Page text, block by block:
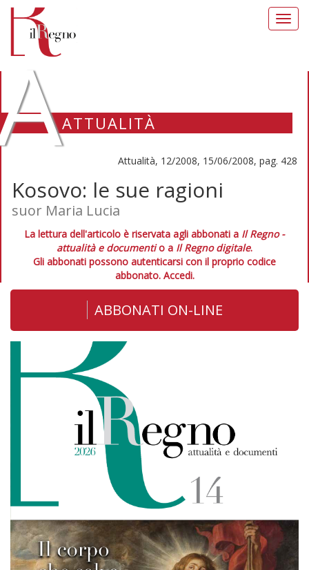
ATTUALITÀ
Attualità, 12/2008, 15/06/2008, pag. 428
Kosovo: le sue ragioni
suor Maria Lucia
La lettura dell'articolo è riservata agli abbonati a Il Regno -
attualità e documentio a Il Regno digitale.
Gli abbonati possono autenticarsi con il proprio codice
abbonato. Accedi.
ABBONATI ON-LINE